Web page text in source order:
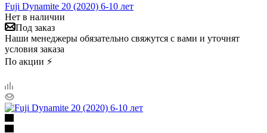
Fuji Dynamite 20 (2020) 6-10 лет
Нет в наличии
Под заказ
Наши менеджеры обязательно свяжутся с вами и уточнят
условия заказа
По акции ⚡